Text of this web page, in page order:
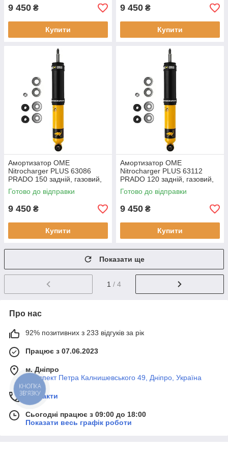
9 450 ₴
Купити
9 450 ₴
Купити
Амортизатор OME
Nitrocharger PLUS 63086
PRADO 150 задній, газовий,
новий
Готово до відправки
9 450 ₴
Купити
Амортизатор OME
Nitrocharger PLUS 63112
PRADO 120 задній, газовий,
новий
Готово до відправки
9 450 ₴
Купити
Показати ще
1 / 4
Про нас
92% позитивних з 233 відгуків за рік
Працює з 07.06.2023
м. Дніпро
Проспект Петра Калнишевського 49, Дніпро, Україна
Контакти
Сьогодні працює з 09:00 до 18:00
Показати весь графік роботи
КНОПКА
ЗВ'ЯЗКУ